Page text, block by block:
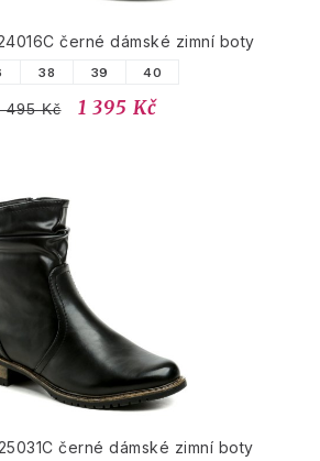
černé dámské zimní boty
38 39 40
495 Kč 1 395 Kč
černé dámské zimní boty